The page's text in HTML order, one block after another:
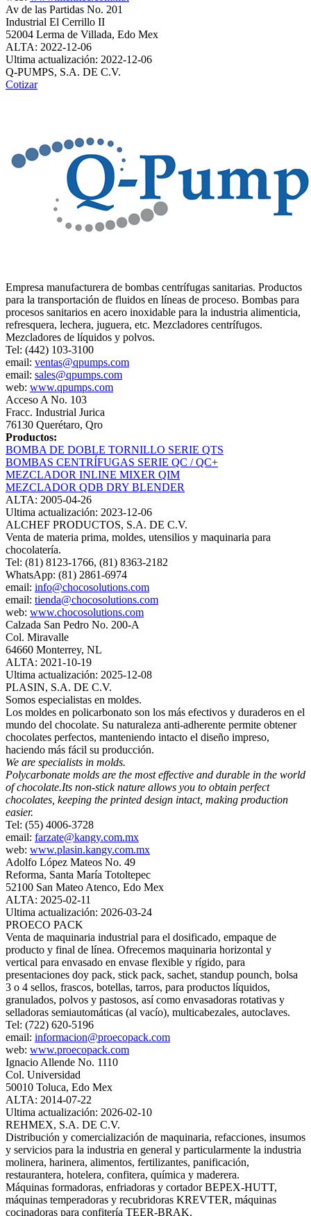
Av de las Partidas No. 201
Industrial El Cerrillo II
52004 Lerma de Villada, Edo Mex
ALTA: 2022-12-06
Ultima actualización: 2022-12-06
Q-PUMPS, S.A. DE C.V.
Cotizar
Empresa manufacturera de bombas centrífugas sanitarias. Productos
para la transportación de fluidos en líneas de proceso. Bombas para
procesos sanitarios en acero inoxidable para la industria alimenticia,
refresquera, lechera, juguera, etc. Mezcladores centrífugos.
Mezcladores de líquidos y polvos.
Tel: (442) 103-3100
email: ventas@qpumps.com
email: sales@qpumps.com
web: www.qpumps.com
Acceso A No. 103
Fracc. Industrial Jurica
76130 Querétaro, Qro
Productos:
BOMBA DE DOBLE TORNILLO SERIE QTS
BOMBAS CENTRÍFUGAS SERIE QC / QC+
MEZCLADOR INLINE MIXER QIM
MEZCLADOR QDB DRY BLENDER
ALTA: 2005-04-26
Ultima actualización: 2023-12-06
ALCHEF PRODUCTOS, S.A. DE C.V.
Venta de materia prima, moldes, utensilios y maquinaria para
chocolatería.
Tel: (81) 8123-1766, (81) 8363-2182
WhatsApp: (81) 2861-6974
email: info@chocosolutions.com
email: tienda@chocosolutions.com
web: www.chocosolutions.com
Calzada San Pedro No. 200-A
Col. Miravalle
64660 Monterrey, NL
ALTA: 2021-10-19
Ultima actualización: 2025-12-08
PLASIN, S.A. DE C.V.
Somos especialistas en moldes.
Los moldes en policarbonato son los más efectivos y duraderos en el
mundo del chocolate. Su naturaleza anti-adherente permite obtener
chocolates perfectos, manteniendo intacto el diseño impreso,
haciendo más fácil su producción.
We are specialists in molds.
Polycarbonate molds are the most effective and durable in the world
of chocolate.Its non-stick nature allows you to obtain perfect
chocolates, keeping the printed design intact, making production
easier.
Tel: (55) 4006-3728
email: farzate@kangy.com.mx
web: www.plasin.kangy.com.mx
Adolfo López Mateos No. 49
Reforma, Santa María Totoltepec
52100 San Mateo Atenco, Edo Mex
ALTA: 2025-02-11
Ultima actualización: 2026-03-24
PROECO PACK
Venta de maquinaria industrial para el dosificado, empaque de
producto y final de línea. Ofrecemos maquinaria horizontal y
vertical para envasado en envase flexible y rígido, para
presentaciones doy pack, stick pack, sachet, standup pounch, bolsa
3 o 4 sellos, frascos, botellas, tarros, para productos líquidos,
granulados, polvos y pastosos, así como envasadoras rotativas y
selladoras semiautomáticas (al vacío), multicabezales, autoclaves.
Tel: (722) 620-5196
email: informacion@proecopack.com
web: www.proecopack.com
Ignacio Allende No. 1110
Col. Universidad
50010 Toluca, Edo Mex
ALTA: 2014-07-22
Ultima actualización: 2026-02-10
REHMEX, S.A. DE C.V.
Distribución y comercialización de maquinaria, refacciones, insumos
y servicios para la industria en general y particularmente la industria
molinera, harinera, alimentos, fertilizantes, panificación,
restaurantera, hotelera, confitera, química y maderera.
Máquinas formadoras, enfriadoras y cortador BEPEX-HUTT,
máquinas temperadoras y recubridoras KREVTER, máquinas
cocinadoras para confitería TEER-BRAK.